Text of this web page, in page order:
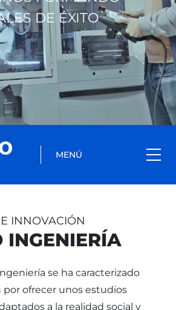
DE ÉXITO
MENÚ
INNOVACIÓN
INGENIERÍA
se ha caracterizado
por ofrecer unos estudios
a la realidad social y